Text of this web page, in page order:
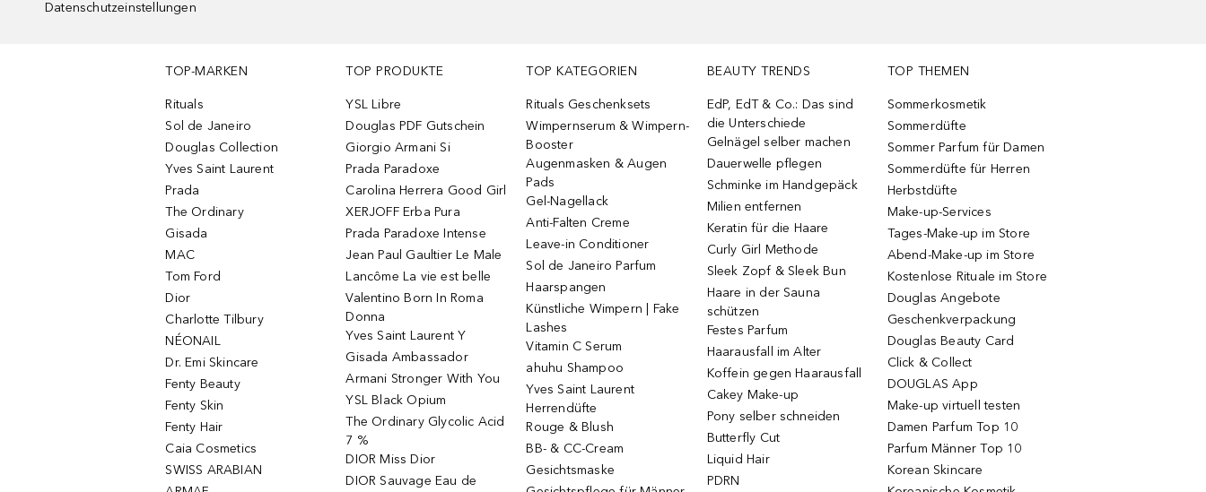
Datenschutzeinstellungen
TOP-MARKEN
Rituals
Sol de Janeiro
Douglas Collection
Yves Saint Laurent
Prada
The Ordinary
Gisada
MAC
Tom Ford
Dior
Charlotte Tilbury
NÉONAIL
Dr. Emi Skincare
Fenty Beauty
Fenty Skin
Fenty Hair
Caia Cosmetics
SWISS ARABIAN
TOP PRODUKTE
YSL Libre
Douglas PDF Gutschein
Giorgio Armani Si
Prada Paradoxe
Carolina Herrera Good Girl
XERJOFF Erba Pura
Prada Paradoxe Intense
Jean Paul Gaultier Le Male
Lancôme La vie est belle
Valentino Born In Roma
Donna
Yves Saint Laurent Y
Gisada Ambassador
Armani Stronger With You
YSL Black Opium
The Ordinary Glycolic Acid
7 %
DIOR Miss Dior
DIOR Sauvage Eau de
TOP KATEGORIEN
Rituals Geschenksets
Wimpernserum & Wimpern-
Booster
Augenmasken & Augen
Pads
Gel-Nagellack
Anti-Falten Creme
Leave-in Conditioner
Sol de Janeiro Parfum
Haarspangen
Künstliche Wimpern | Fake
Lashes
Vitamin C Serum
ahuhu Shampoo
Yves Saint Laurent
Herrendüfte
Rouge & Blush
BB- & CC-Cream
Gesichtsmaske
BEAUTY TRENDS
EdP, EdT & Co.: Das sind
die Unterschiede
Gelnägel selber machen
Dauerwelle pflegen
Schminke im Handgepäck
Milien entfernen
Keratin für die Haare
Curly Girl Methode
Sleek Zopf & Sleek Bun
Haare in der Sauna
schützen
Festes Parfum
Haarausfall im Alter
Koffein gegen Haarausfall
Cakey Make-up
Pony selber schneiden
Butterfly Cut
Liquid Hair
PDRN
TOP THEMEN
Sommerkosmetik
Sommerdüfte
Sommer Parfum für Damen
Sommerdüfte für Herren
Herbstdüfte
Make-up-Services
Tages-Make-up im Store
Abend-Make-up im Store
Kostenlose Rituale im Store
Douglas Angebote
Geschenkverpackung
Douglas Beauty Card
Click & Collect
DOUGLAS App
Make-up virtuell testen
Damen Parfum Top 10
Parfum Männer Top 10
Korean Skincare